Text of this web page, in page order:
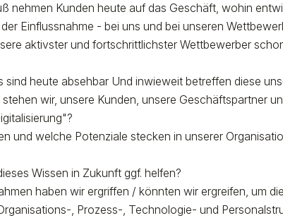
nehmen Kunden heute auf das Geschäft, wohin
Einflussnahme - bei uns und bei unseren
aktivster und fortschrittlichster Wettbewerber
sind heute absehbar Und inwieweit betreffen diese
wir, unsere Kunden, unsere Geschäftspartner
und welche Potenziale stecken in unserer
Wissen in Zukunft ggf. helfen?
haben wir ergriffen / könnten wir ergreifen, um
, Prozess-, Technologie- und